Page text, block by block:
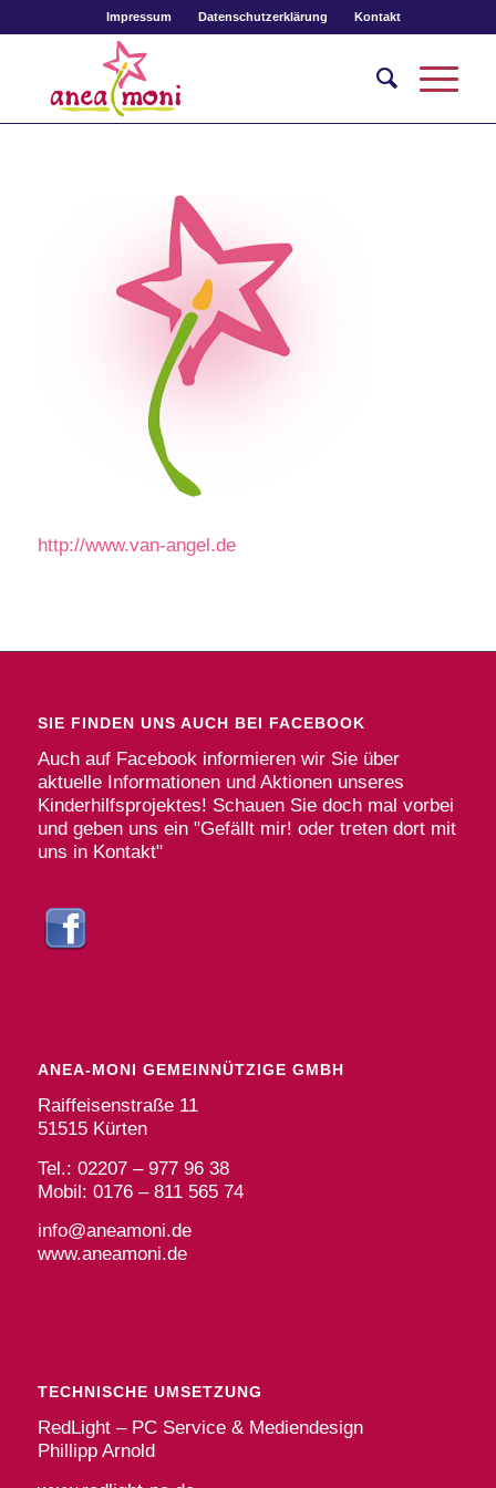
Impressum Datenschutzerklärung Kontakt
http://www.van-angel.de
SIE FINDEN UNS AUCH BEI FACEBOOK
Auch auf Facebook informieren wir Sie über
aktuelle Informationen und Aktionen unseres
Kinderhilfsprojektes! Schauen Sie doch mal vorbei
und geben uns ein "Gefällt mir! oder treten dort mit
uns in Kontakt"
ANEA-MONI GEMEINNÜTZIGE GMBH
Raiffeisenstraße 11
51515 Kürten
Tel.: 02207 – 977 96 38
Mobil: 0176 – 811 565 74
info@aneamoni.de
www.aneamoni.de
TECHNISCHE UMSETZUNG
RedLight – PC Service & Mediendesign
Phillipp Arnold